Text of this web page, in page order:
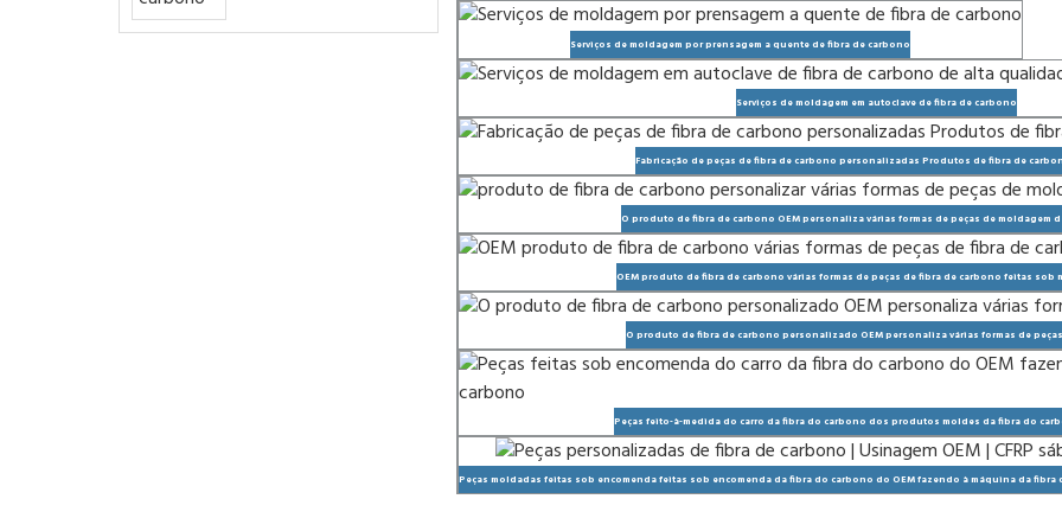
Serviços de moldagem por prensagem a quente de fibra de carbono
Serviços de moldagem em autoclave de fibra de carbono
Fabricação de peças de fibra de carbono personalizadas Produtos de fibra de
O produto de fibra de carbono OEM personaliza várias formas de peças de moldagem
OEM produto de fibra de carbono várias formas de peças de fibra de carbono feitas sob
O produto de fibra de carbono personalizado OEM personaliza várias formas de
Peças feito-à-medida do carro da fibra do carbono dos produtos moldes da fibra do
Peças moldadas feitas sob encomenda feitas sob encomenda da fibra do carbono do OEM fazendo à máquina da fibra